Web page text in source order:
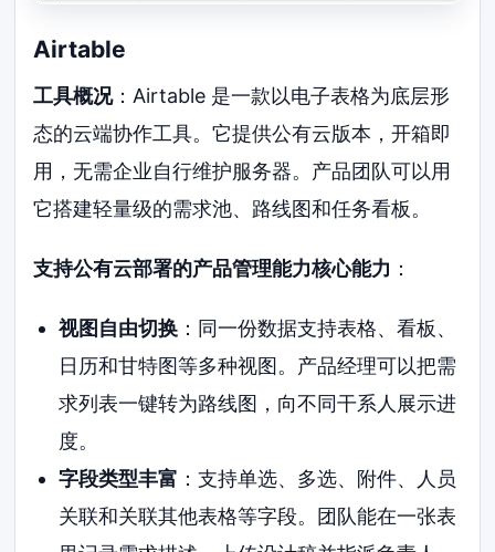
Airtable
工具概况：Airtable 是一款以电子表格为底层形
态的云端协作工具。它提供公有云版本，开箱即
用，无需企业自行维护服务器。产品团队可以用
它搭建轻量级的需求池、路线图和任务看板。
支持公有云部署的产品管理能力核心能力 ：
视图自由切换：同一份数据支持表格、看板、
日历和甘特图等多种视图。产品经理可以把需
求列表一键转为路线图，向不同干系人展示进
度。
字段类型丰富 ：支持单选、多选、附件、人员
关联和关联其他表格等字段。团队能在一张表